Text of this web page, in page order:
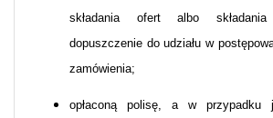
składania ofert albo
dopuszczenie do udziału w
zamówienia;
opłaconą polisę, a w przypadku